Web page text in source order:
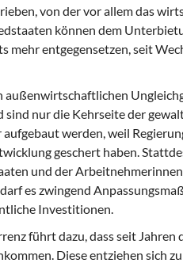
von der vor allem das
können dem
mehr entgegensetzen, seit
außenwirtschaftlichen
nur die Kehrseite der
werden, weil
geschert haben.
und der
es zwingend
Investitionen.
führt dazu, dass seit
Diese entziehen sich